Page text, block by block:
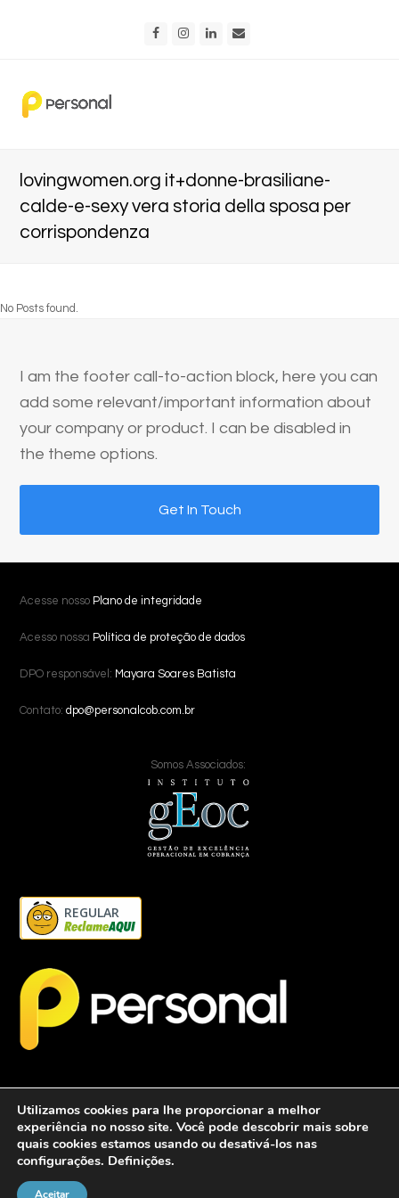
FacebookInstagram
LinkedIn
lovingwomen.org it+donne-brasiliane-
calde-e-sexy vera storia della sposa per
corrispondenza
No Posts found.
I am the footer call-to-action block, here you can
add some relevant/important information about
your company or product. I can be disabled in
the theme options.
Get In Touch
Acesse nosso Plano de integridade
Acesso nossa Política de proteção de dados
DPO responsável: Mayara Soares Batista
Contato:dpo@personalcob.com.br
Somos Associados:
REGULAR
2026 - Personalcob - CNPJ: 12.837.042/0001-60- Todos direitos
Utilizamos cookies para lhe proporcionar a melhor
experiência no nosso site. Você pode descobrir mais sobre
quais cookies estamos usando ou desativá-los nas
configurações. Definições.
Aceitar